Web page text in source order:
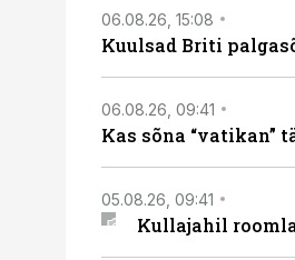
06.08.26, 15:08
Kuulsad Briti
06.08.26, 09:41
Kas sõna “vatikan”
05.08.26, 09:41
Kullajahil